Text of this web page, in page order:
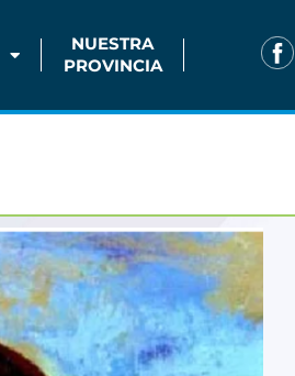
NUESTRA
PROVINCIA